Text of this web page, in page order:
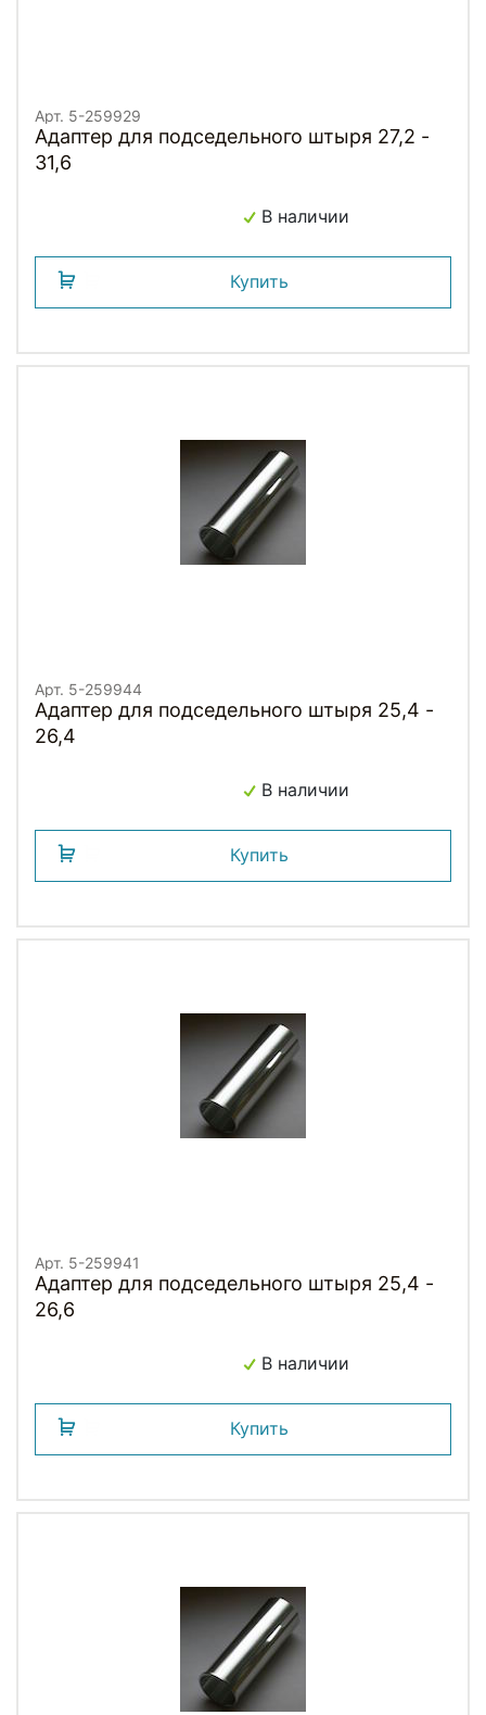
Арт. 5-259929
Адаптер для подседельного штыря 27,2 -
31,6
В наличии
Купить
Арт. 5-259944
Адаптер для подседельного штыря 25,4 -
26,4
В наличии
Купить
Арт. 5-259941
Адаптер для подседельного штыря 25,4 -
26,6
В наличии
Купить